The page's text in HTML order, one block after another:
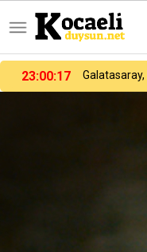
23:00:17 Galatasaray,